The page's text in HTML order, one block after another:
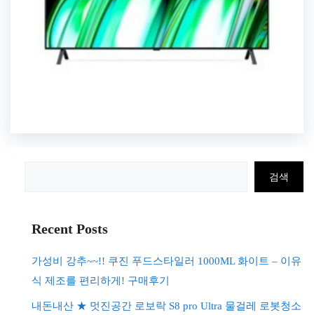
검색
Recent Posts
가성비 강추~~!! 쿠진 푸드스타일러 1000ML 화이트 – 이유
식 제조를 편리하게! 구매후기
내돈내산 ★ 멋진공간 로보락 S8 pro Ultra 물걸레 로봇청소